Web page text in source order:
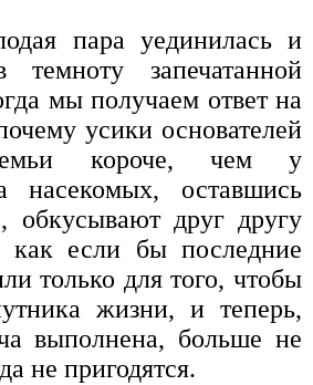
пара уединилась и
темноту запечатанной
мы получаем ответ на
усики основателей
короче, чем у
насекомых, оставшись
обкусывают друг другу
как если бы последние
только для того, чтобы
жизни, и теперь,
выполнена, больше не
не пригодятся.